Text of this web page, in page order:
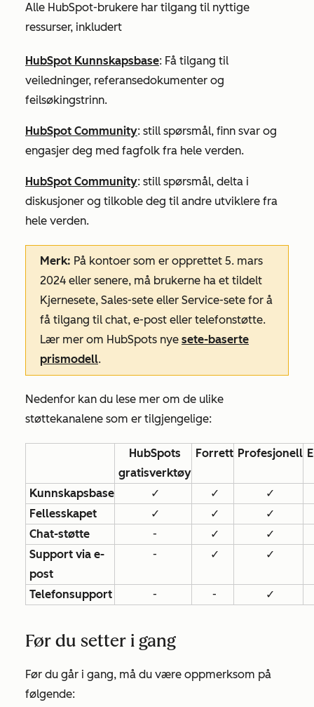
Alle HubSpot-brukere har tilgang til nyttige
ressurser, inkludert
HubSpot Kunnskapsbase: Få tilgang til
veiledninger, referansedokumenter og
feilsøkingstrinn.
HubSpot Community: still spørsmål, finn svar og
engasjer deg med fagfolk fra hele verden.
HubSpot Community: still spørsmål, delta i
diskusjoner og tilkoble deg til andre utviklere fra
hele verden.
Merk: På kontoer som er opprettet 5. mars
2024 eller senere, må brukerne ha et tildelt
Kjernesete, Sales-sete eller Service-sete for å
få tilgang til chat, e-post eller telefonstøtte.
Lær mer om HubSpots nye sete-baserte
prismodell.
Nedenfor kan du lese mer om de ulike
støttekanalene som er tilgjengelige:
HubSpots
gratisverktøy
Forrett Profesjonell
Kunnskapsbase ✓ ✓
✓
Fellesskapet
✓ ✓
✓
Chat-støtte
- ✓
✓
Support via e-
post
- ✓ ✓
Telefonsupport - - ✓
Før du setter i gang
Før du går i gang, må du være oppmerksom på
følgende: